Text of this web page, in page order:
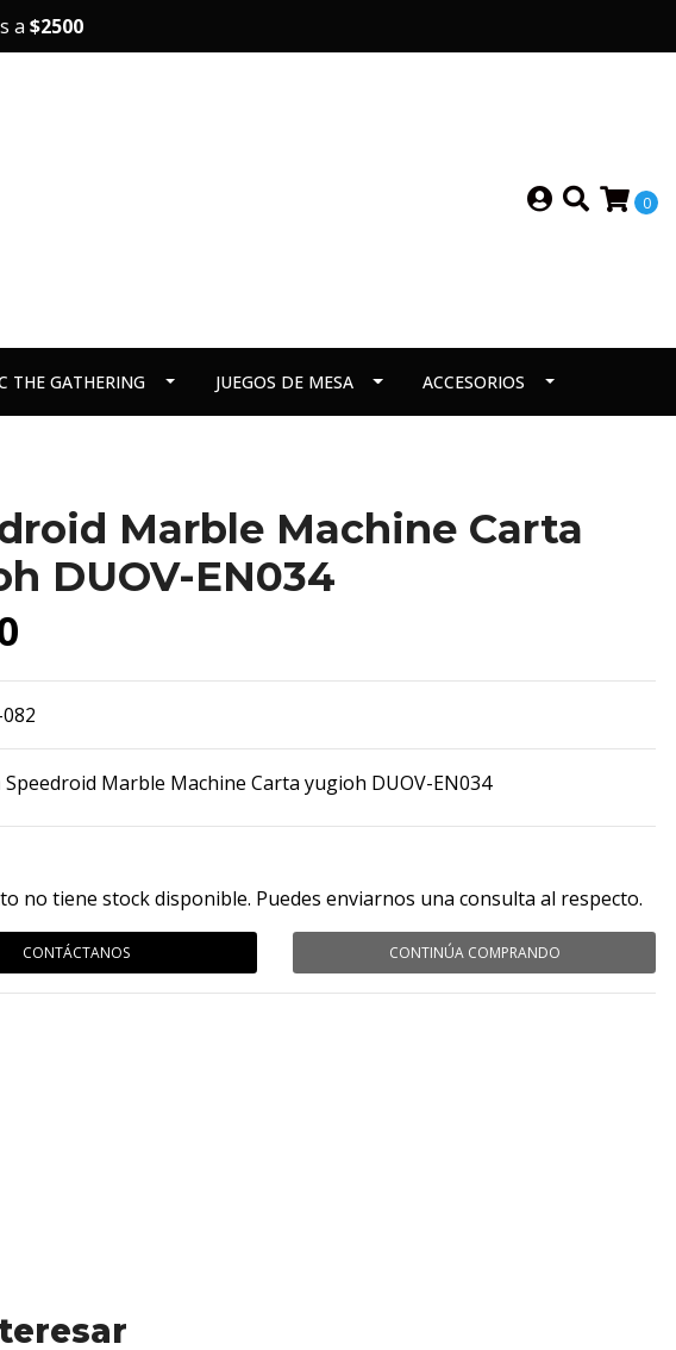
a $2500
0
THE GATHERING JUEGOS DE MESA ACCESORIOS
Marble Machine Carta
DUOV-EN034
Speedroid Marble Machine Carta yugioh DUOV-EN034
no tiene stock disponible. Puedes enviarnos una consulta al respecto.
CONTÁCTANOS CONTINÚA COMPRANDO